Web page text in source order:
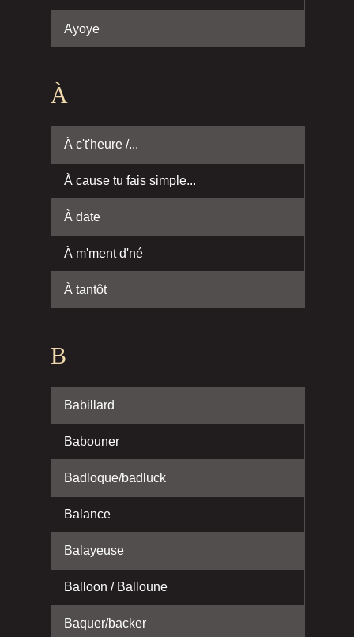
Ayoye
À
À c't'heure /...
À cause tu fais simple...
À date
À m'ment d'né
À tantôt
B
Babillard
Babouner
Badloque/badluck
Balance
Balayeuse
Balloon / Balloune
Baquer/backer